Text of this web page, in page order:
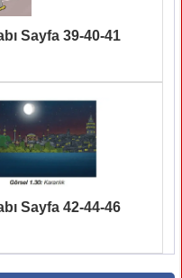
Sayfa 39-40-41
Sayfa 42-44-46